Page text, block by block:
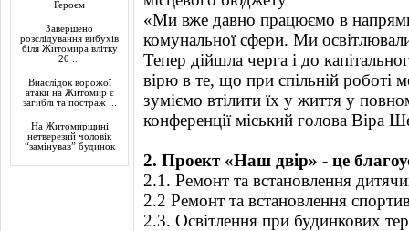
Героєм
Завершено
розслідування вибухів
біля Житомира влітку
20 ...
Внаслідок ворожої
атаки на Житомир є
загиблі та постраж ...
На Житомирщині
нетверезий чоловік
“замінував” будинок
«Ми вже давно працюємо в
комунальної сфери. Ми
Тепер дійшла черга і до
вірю в те, що при спільній роботі
зуміємо втілити їх у життя у
конференції міський голова Віра
2. Проект «Наш двір» - це
2.1. Ремонт та встановлення
2.2 Ремонт та встановлення
2.3. Освітлення при будинкових